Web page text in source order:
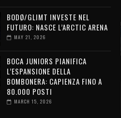
BODØ/GLIMT INVESTE NEL
FUTURO: NASCE L’ARCTIC ARENA
MAY 21, 2026
BOCA JUNIORS PIANIFICA
L’ESPANSIONE DELLA
BOMBONERA: CAPIENZA FINO A
80.000 POSTI
MARCH 15, 2026